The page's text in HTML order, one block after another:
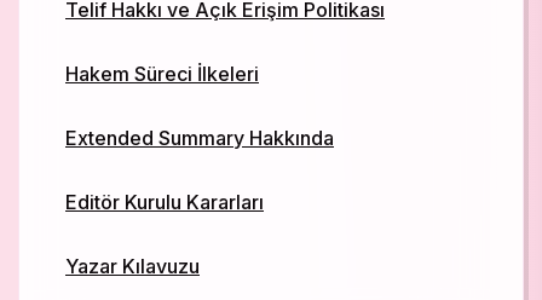
Telif Hakkı ve Açık Erişim Politikası
Hakem Süreci İlkeleri
Extended Summary Hakkında
Editör Kurulu Kararları
Yazar Kılavuzu